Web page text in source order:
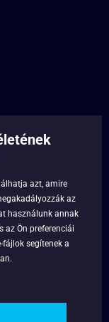
azt, amire
az
használunk annak
az Ön preferenciái
fájlok segítenek a